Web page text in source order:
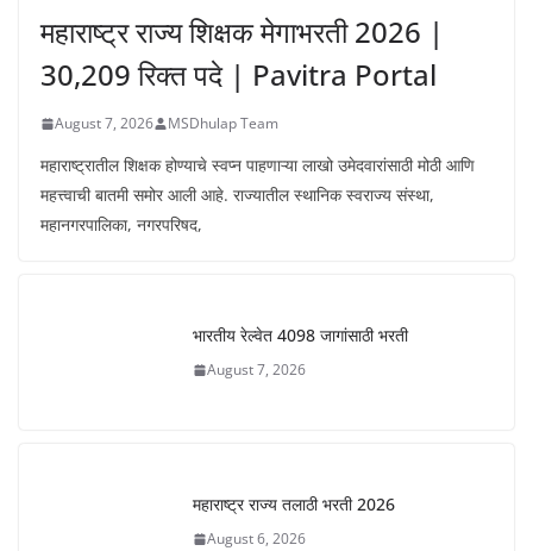
महाराष्ट्र राज्य शिक्षक मेगाभरती 2026 |
30,209 रिक्त पदे | Pavitra Portal
August 7, 2026 MSDhulap Team
महाराष्ट्रातील शिक्षक होण्याचे स्वप्न पाहणाऱ्या लाखो उमेदवारांसाठी मोठी आणि
महत्त्वाची बातमी समोर आली आहे. राज्यातील स्थानिक स्वराज्य संस्था,
महानगरपालिका, नगरपरिषद,
भारतीय रेल्वेत 4098 जागांसाठी भरती
August 7, 2026
महाराष्ट्र राज्य तलाठी भरती 2026
August 6, 2026